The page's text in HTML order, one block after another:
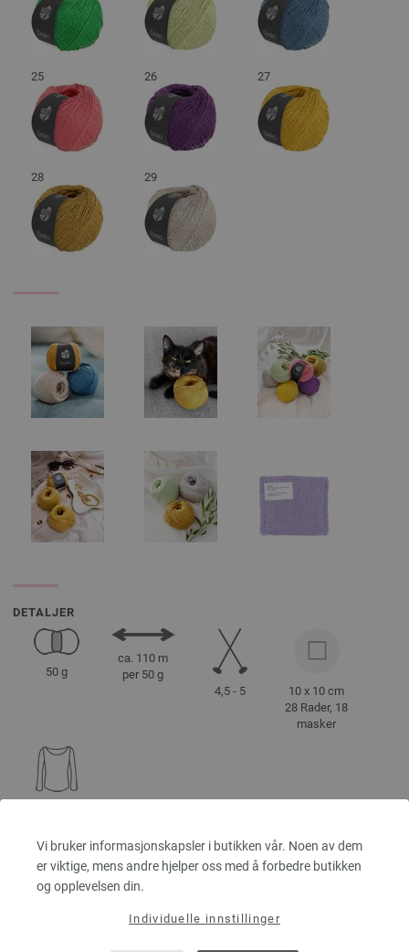
Vi bruker informasjonskapsler i butikken vår. Noen av dem
er viktige, mens andre hjelper oss med å forbedre butikken
og opplevelsen din.
Individuelle innstillinger
25 26 27
28 29
DETALJER
50 g
ca. 110 m
per 50 g
4,5 - 5
10 x 10 cm
28 Rader, 18
masker
ca. 500 g
RÅD OM VEDLIKEHOLD